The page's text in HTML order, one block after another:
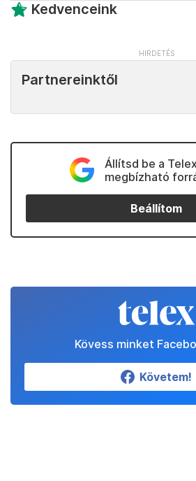
Kedvenceink
Partnereinktől
Állítsd be a
megbízható
Beállítom
Kövess minket
Követem!